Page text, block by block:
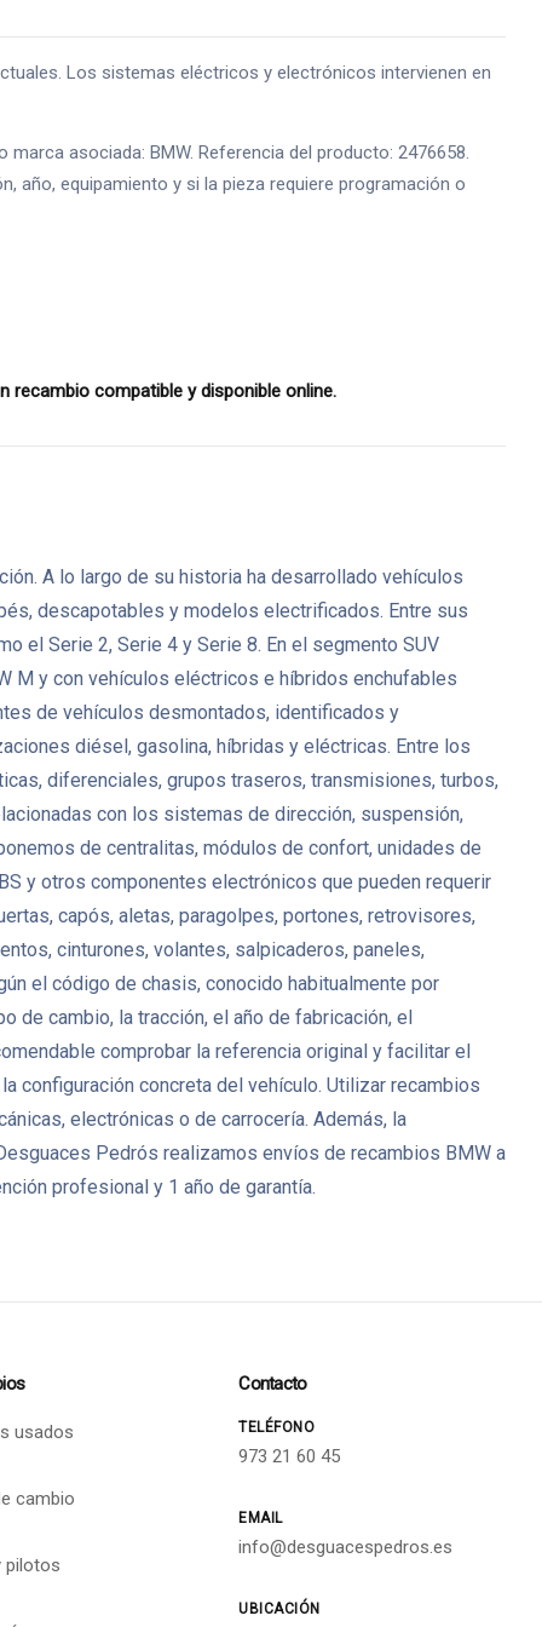
Los sistemas eléctricos y electrónicos intervienen en
asociada: BMW. Referencia del producto: 2476658.
año, equipamiento y si la pieza requiere programación o
recambio compatible y disponible online.
A lo largo de su historia ha desarrollado vehículos
descapotables y modelos electrificados. Entre sus
el Serie 2, Serie 4 y Serie 8. En el segmento SUV
M y con vehículos eléctricos e híbridos enchufables
de vehículos desmontados, identificados y
diésel, gasolina, híbridas y eléctricas. Entre los
diferenciales, grupos traseros, transmisiones, turbos,
con los sistemas de dirección, suspensión,
de centralitas, módulos de confort, unidades de
y otros componentes electrónicos que pueden requerir
capós, aletas, paragolpes, portones, retrovisores,
cinturones, volantes, salpicaderos, paneles,
el código de chasis, conocido habitualmente por
de cambio, la tracción, el año de fabricación, el
comprobar la referencia original y facilitar el
configuración concreta del vehículo. Utilizar recambios
electrónicas o de carrocería. Además, la
Pedrós realizamos envíos de recambios BMW a
profesional y 1 año de garantía.
usados
cambio
pilotos
Contacto
TELÉFONO
973 21 60 45
EMAIL
info@desguacespedros.es
UBICACIÓN